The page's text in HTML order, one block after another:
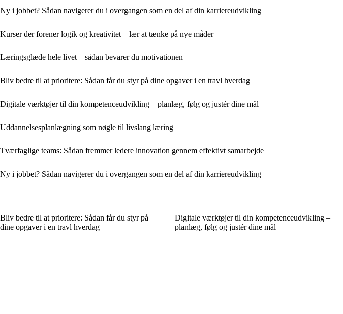
Ny i jobbet? Sådan navigerer du i overgangen som en del af din karriereudvikling
Kurser der forener logik og kreativitet – lær at tænke på nye måder
Læringsglæde hele livet – sådan bevarer du motivationen
Bliv bedre til at prioritere: Sådan får du styr på dine opgaver i en travl hverdag
Digitale værktøjer til din kompetenceudvikling – planlæg, følg og justér dine mål
Uddannelsesplanlægning som nøgle til livslang læring
Tværfaglige teams: Sådan fremmer ledere innovation gennem effektivt samarbejde
Ny i jobbet? Sådan navigerer du i overgangen som en del af din karriereudvikling
Bliv bedre til at prioritere: Sådan får du styr på
dine opgaver i en travl hverdag
Digitale værktøjer til din kompetenceudvikling –
planlæg, følg og justér dine mål